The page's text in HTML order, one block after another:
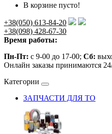
В корзине пусто!
+38(050) 613-84-20
+38(098) 428-67-30
Время работы:
Пн-Пт: с 9-00 до 17-00; Сб:
Онлайн заказы принимаются
Категории
ЗАПЧАСТИ ДЛЯ ТО